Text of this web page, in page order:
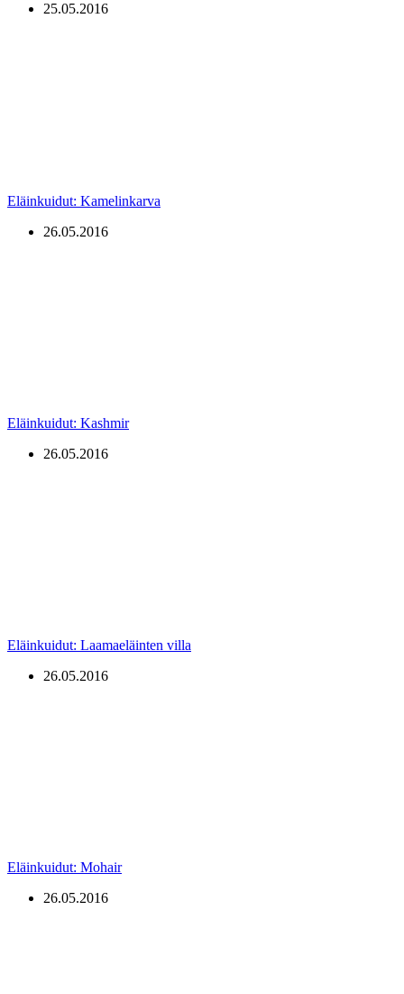
25.05.2016
Eläinkuidut: Kamelinkarva
26.05.2016
Eläinkuidut: Kashmir
26.05.2016
Eläinkuidut: Laamaeläinten villa
26.05.2016
Eläinkuidut: Mohair
26.05.2016